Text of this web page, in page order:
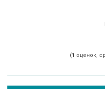
(1 оценок,